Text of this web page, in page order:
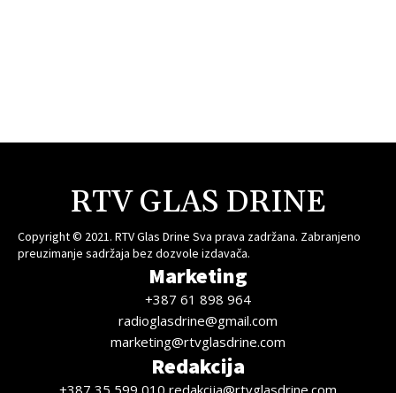
RTV GLAS DRINE
Copyright © 2021. RTV Glas Drine Sva prava zadržana. Zabranjeno
preuzimanje sadržaja bez dozvole izdavača.
Marketing
+387 61 898 964
radioglasdrine@gmail.com
marketing@rtvglasdrine.com
Redakcija